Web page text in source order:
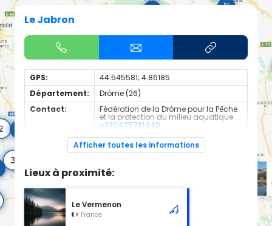
Le Jabron
GPS:
44.545581; 4.86185
Département:
Drôme (26)
Contact:
Fédération de la Drôme pour la Pêche
et la protection du milieu aquatique
+330475781440
Espèces de
Truite Fario
Afficher toutes les informations
Lieux à proximité:
Le Vermenon
France